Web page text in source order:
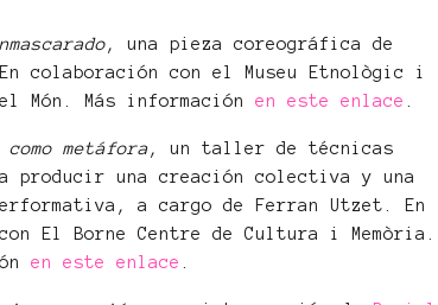
, una pieza coreográfica de
colaboración con el Museu Etnològic i
Món. Más informaciónen este enlace
como metáfora, un taller de técnicas
producir una creación colectiva y una
a cargo de Ferran Utzet. En
El Borne Centre de Cultura i Memòria.
en este enlace